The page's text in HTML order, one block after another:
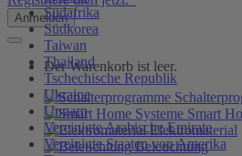
Südafrika
Südkorea
Taiwan
Thailand
Tschechische Republik
Ukraine
Ungarn
Vereinigte Arabische Emirate
Vereinigte Staaten von Amerika
Anmelden
Der Warenkorb ist leer.
Smart
Elektromaterial
Beleuchtung